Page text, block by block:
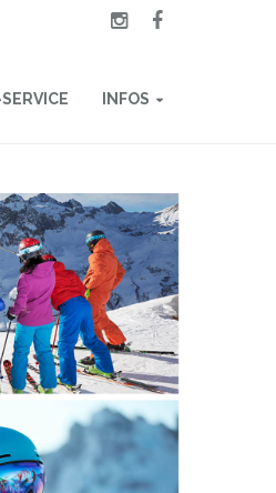
INFOS
HYGIENEKONZEPT
KURSEINTEILUNG
ABFAHRTSZEITEN
HALTESTELLEN